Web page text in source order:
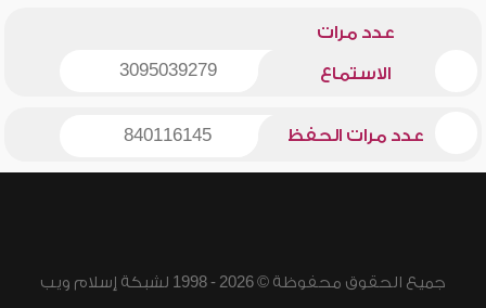
عدد مرات
الاستماع 3095039279
عدد مرات الحفظ 840116145
جميع الحقوق محفوظة © 2026 - 1998 لشبكة إسلام ويب